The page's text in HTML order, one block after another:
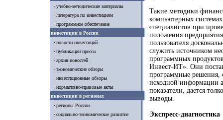
учебно-методические материалы
литература по инвестициям
программное обеспечение
инвестиции в России
новости инвестиций
публикации прессы
архив новостей
экономические обзоры
инвестиционные обзоры
нормативно-правовые акты
инвестиции в регионах
регионы России
социально-экономическое развитие
Такие методики
компьютерных
специалистов при
положения
пользователя
служить источником
программных
Инвест-ИТ». Они
программные решения,
исходной информации
показатели, дается
выводы.
Экспресс-диагностика